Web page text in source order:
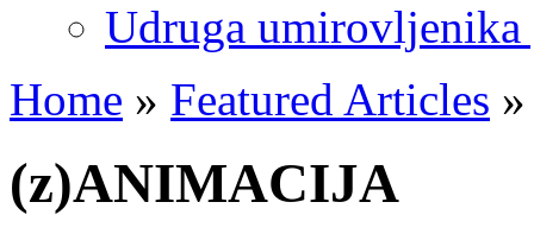
Udruga umirovljenika
Home » Featured Articles »
(z)ANIMACIJA